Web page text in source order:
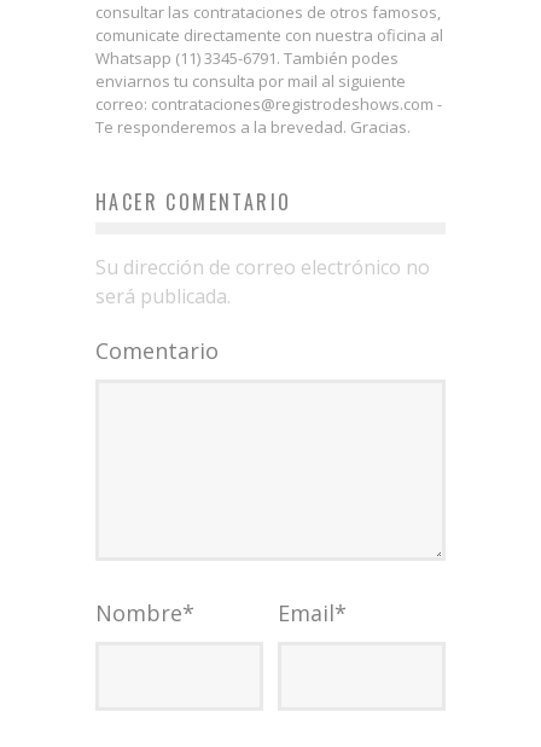
consultar las contrataciones de otros famosos,
comunicate directamente con nuestra oficina al
Whatsapp (11) 3345-6791. También podes
enviarnos tu consulta por mail al siguiente
correo: contrataciones@registrodeshows.com -
Te responderemos a la brevedad. Gracias.
HACER COMENTARIO
Su dirección de correo electrónico no
será publicada.
Comentario
Nombre* Email*